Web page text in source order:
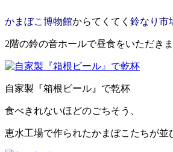
かまぼこ博物館からてくてく 鈴なり市
2階の鈴の音ホールで昼食をいただきま
自家製『箱根ビール』で乾杯
食べきれないほどのごちそう、
恵水工場で作られたかまぼこたちが並